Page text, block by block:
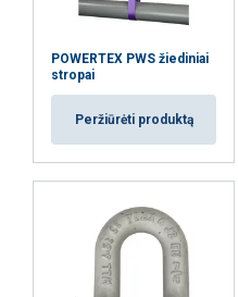
Atsargos koeficientas:
POWERTEX PWS žiediniai
stropai
Peržiūrėti produktą